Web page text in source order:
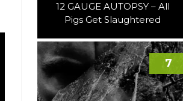
12 GAUGE AUTOPSY – All
Pigs Get Slaughtered
7